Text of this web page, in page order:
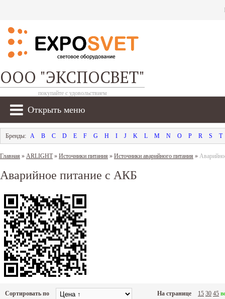
ООО "ЭКСПОСВЕТ"
покупайте с удовольствием
Открыть меню
A B C D E F G H I J K L M N O P R S T
Главная » ARLIGHT» Источники питания » Источники аварийного питания »
Аварийное питание с АКБ
Сортировать по На странице 15 30 45